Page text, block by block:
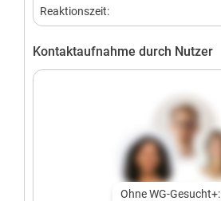
Reaktionszeit:
Kontaktaufnahme durch Nutzer
Ohne WG-Gesucht+: